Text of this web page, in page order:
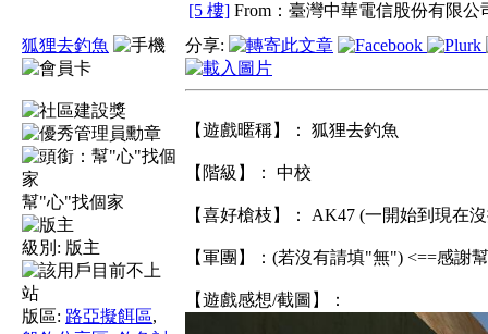
[5 樓] From：臺灣中華電信股份有限公
狐狸去釣魚
幫"心"找個家
級別: 版主
版區: 路亞擬餌區,
分享:
【遊戲暱稱】： 狐狸去釣魚
【階級】： 中校
【喜好槍枝】： AK47 (一開始到現在
【軍團】：(若沒有請填"無") <==感謝
【遊戲感想/截圖】：